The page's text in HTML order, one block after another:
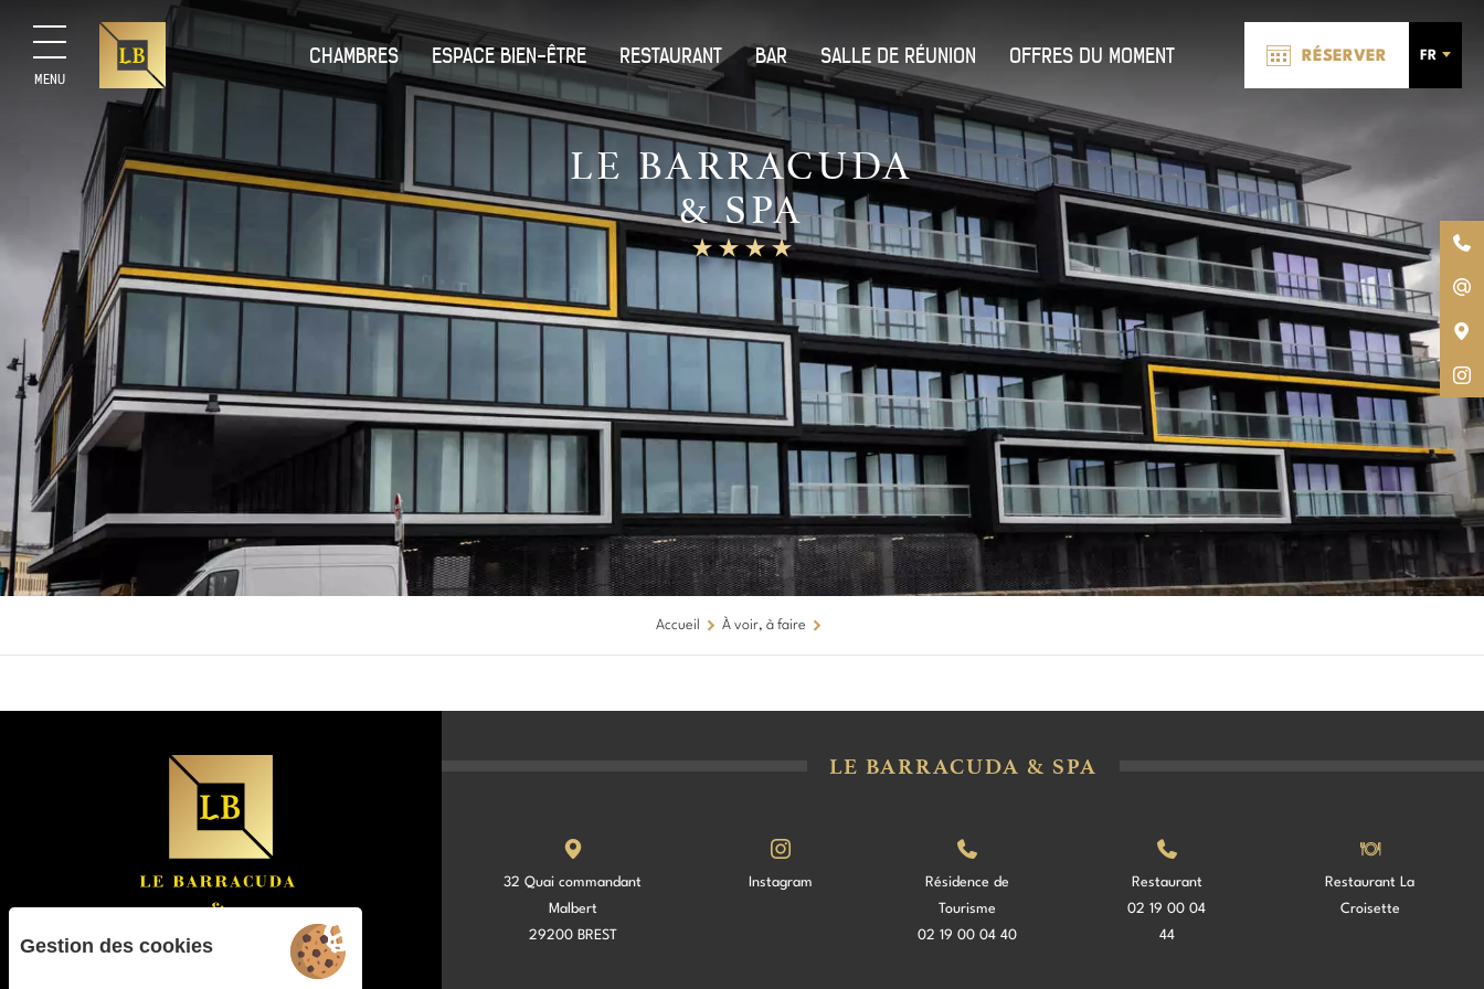
MENU
CHAMBRES ESPACE BIEN-ÊTRE RESTAURANT BAR SALLE DE RÉUNION OFFRES DU MOMENT RÉSERVER FR
LE BARRACUDA
& SPA
Accueil À voir, à faire
LE BARRACUDA & SPA
32 Quai commandant
Malbert
29200 BREST
Instagram
Résidence de
Tourisme
02 19 00 04 40
Restaurant
02 19 00 04
44
Restaurant La
Croisette
Gestion des cookies